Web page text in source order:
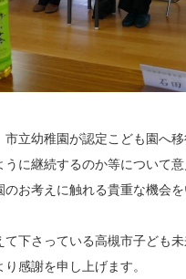
市立幼稚園が認定こども園へ移
うに継続するのか等について
のお考えに触れる貴重な機会を
て下さっている高槻市子ども
感謝を申し上げます。